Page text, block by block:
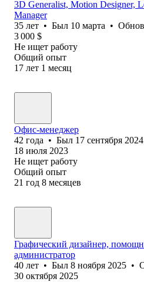
3D Generalist, Motion Designer,
Manager
35 лет • Был 10 марта •
3 000 $
Не ищет работу
Общий опыт
17 лет 1 месяц
Офис-менеджер
42 года • Был 17 сентября 2024
18 июля 2023
Не ищет работу
Общий опыт
21 год 8 месяцев
Графический дизайнер,
администратор
40 лет • Был 8 ноября 2025 •
30 октября 2025